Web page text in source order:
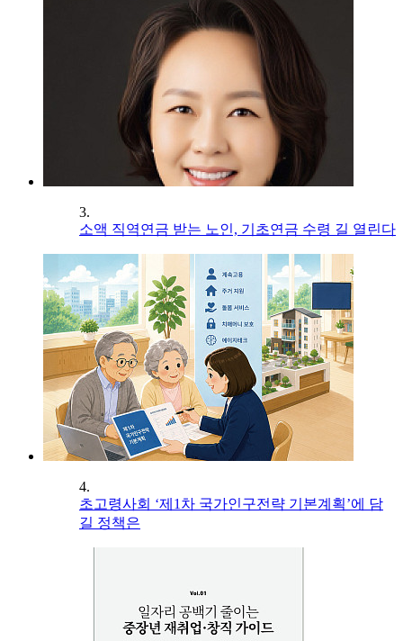
3.
소액 직역연금 받는 노인, 기초연금 수령 길 열린다
4.
초고령사회 ‘제1차 국가인구전략 기본계획’에 담
길 정책은